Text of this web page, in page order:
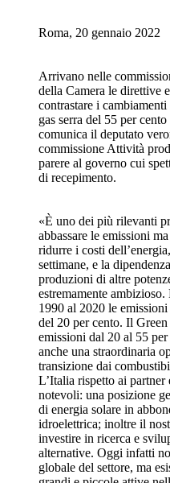
Roma, 20 gennaio 2022
Arrivano nelle
della Camera le direttive
contrastare i
gas serra del 55 per
comunica il deputato
commissione Attività
parere al governo cui
di recepimento.
«È uno dei più rilevanti
abbassare le emissioni
ridurre i costi
settimane, e la
produzioni di altre
estremamente
1990 al 2020 le
del 20 per cento. Il
emissioni dal 20 al 55
anche una straordinaria
transizione dai
L’Italia rispetto ai
notevoli: una posizione
di energia solare in
idroelettrica; inoltre il
investire in ricerca e
alternative. Oggi infatti
globale del settore, ma